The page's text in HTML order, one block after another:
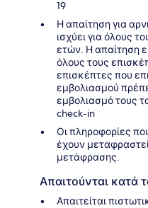
19
Η απαίτηση για
ισχύει για όλους
ετών. Η απαίτηση
όλους τους
επισκέπτες που
εμβολιασμού
εμβολιασμό τους
check-in
Οι πληροφορίες
έχουν
μετάφρασης.
Απαιτούνται κατά
Απαιτείται